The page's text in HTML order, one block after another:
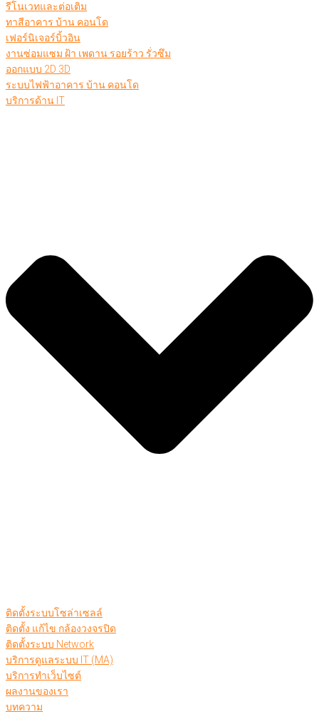
รีโนเวทและต่อเติม
ทาสีอาคาร บ้าน คอนโด
เฟอร์นิเจอร์บิ้วอิน
งานซ่อมแซม ฝ้า เพดาน รอยร้าว รั่วซึม
ออกแบบ 2D 3D
ระบบไฟฟ้าอาคาร บ้าน คอนโด
บริการด้าน IT
ติดตั้งระบบโซล่าเซลล์
ติดตั้ง แก้ไข กล้องวงจรปิด
ติดตั้งระบบ Network
บริการดูแลระบบ IT (MA)
บริการทำเว็บไซต์
ผลงานของเรา
บทความ